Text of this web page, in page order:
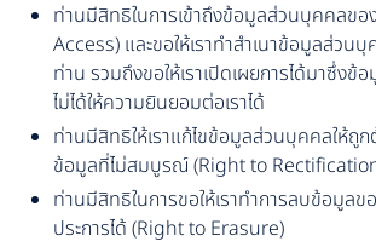
ท่านมีสิทธิในการเข้าถึงข้อมูลส่วนบุคคลข
Access) และขอให้เราทำสำเนาข้อมูลส่วน
ท่าน รวมถึงขอให้เราเปิดเผยการได้มาซึ่ง
ไม่ได้ให้ความยินยอมต่อเราได้
ท่านมีสิทธิให้เราแก้ไขข้อมูลส่วนบุคคลให้ถู
ข้อมูลที่ไม่สมบูรณ์ (Right to
ท่านมีสิทธิในการขอให้เราทำการลบข้อมูล
ประการได้ (Right to Erasure)